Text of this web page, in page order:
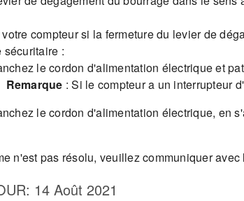
compteur si la fermeture du levier de
sécuritaire :
le cordon d'alimentation électrique et
Remarque : Si le compteur a un interrupteur
le cordon d'alimentation électrique, en
n'est pas résolu, veuillez communiquer
: 14 Août 2021